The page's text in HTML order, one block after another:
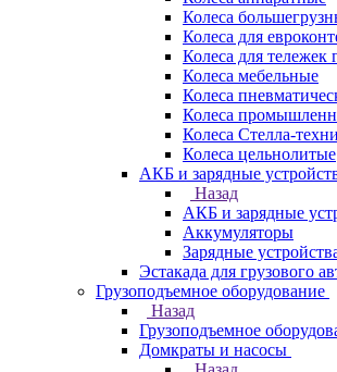
Колеса
Колеса для
Колеса для тележек
Колеса мебельные
Колеса
Колеса
Колеса Стелла-
Колеса цельнолитые
АКБ и зарядные
Назад
АКБ и зарядные
Аккумуляторы
Зарядные
Эстакада для грузового
Грузоподъемное оборудование
Назад
Грузоподъемное
Домкраты и насосы